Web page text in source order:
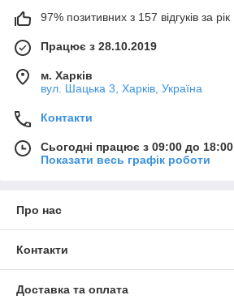
97% позитивних з 157 відгуків за рік
Працює з 28.10.2019
м. Харків
вул. Шацька 3, Харків, Україна
Контакти
Сьогодні працює з 09:00 до 18:00
Показати весь графік роботи
Про нас
Контакти
Доставка та оплата